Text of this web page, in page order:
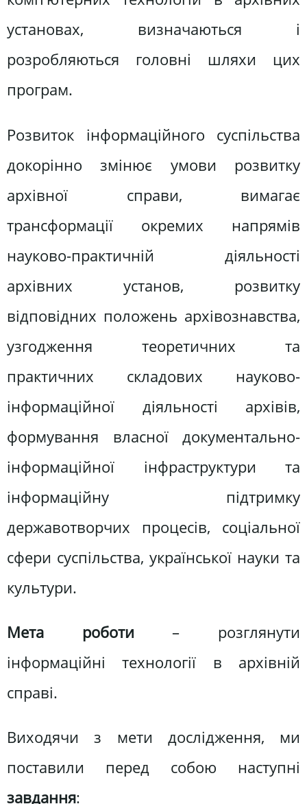
установах, визначаються і
розробляються головні шляхи цих
програм.
Розвиток інформаційного суспільства
докорінно змінює умови розвитку
архівної справи, вимагає
трансформації окремих напрямів
науково-практичній діяльності
архівних установ, розвитку
відповідних положень архівознавства,
узгодження теоретичних та
практичних складових науково-
інформаційної діяльності архівів,
формування власної документально-
інформаційної інфраструктури та
інформаційну підтримку
державотворчих процесів, соціальної
сфери суспільства, української науки та
культури.
Мета роботи – розглянути
інформаційні технології в архівній
справі.
Виходячи з мети дослідження, ми
поставили перед собою наступні
завдання: